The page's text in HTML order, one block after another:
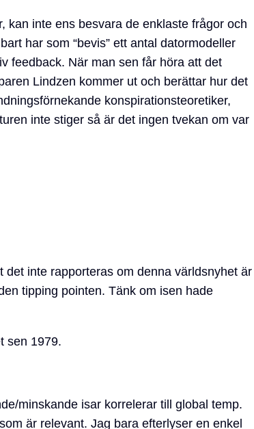
kan inte ens besvara de enklaste frågor och
har som “bevis” ett antal datormodeller
feedback. När man sen får höra att det
Lindzen kommer ut och berättar hur det
konspirationsteoretiker,
inte stiger så är det ingen tvekan om var
inte rapporteras om denna världsnyhet är
tipping pointen. Tänk om isen hade
sen 1979.
minskande isar korrelerar till global temp.
är relevant. Jag bara efterlyser en enkel